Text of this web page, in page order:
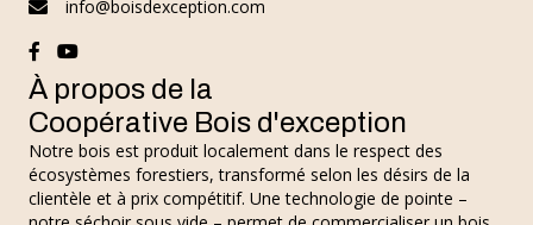
info@boisdexception.com
info@boisdexception.com
Facebook@boisdexception
YouTube@boisdexception
À propos de la
Coopérative Bois d'exception
Notre bois est produit localement dans le respect des
écosystèmes forestiers, transformé selon les désirs de la
clientèle et à prix compétitif. Une technologie de pointe –